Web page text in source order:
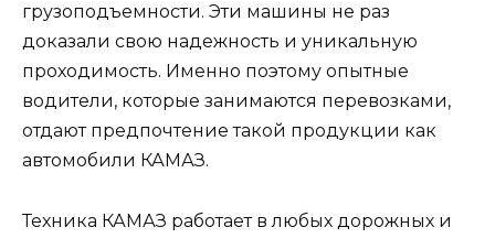
грузоподъемности. Эти машины не раз
доказали свою надежность и уникальную
проходимость. Именно поэтому опытные
водители, которые занимаются перевозками,
отдают предпочтение такой продукции как
автомобили КАМАЗ.
Техника КАМАЗ работает в любых дорожных и